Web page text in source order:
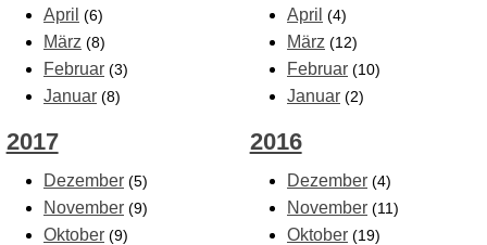
April (6)
März (8)
Februar (3)
Januar (8)
April (4)
März (12)
Februar (10)
Januar (2)
2017
Dezember (5)
November (9)
Oktober (9)
2016
Dezember (4)
November (11)
Oktober (19)